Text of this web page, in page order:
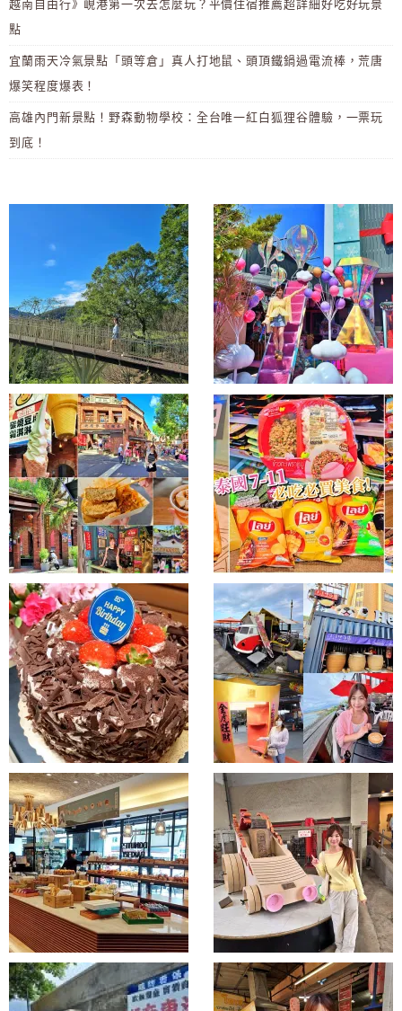
越南自由行》峴港第一次去怎麼玩？平價住宿推薦超詳細好吃好玩景
點
宜蘭雨天冷氣景點「頭等倉」真人打地鼠、頭頂鐵鍋過電流棒，荒唐
爆笑程度爆表！
高雄內門新景點！野森動物學校：全台唯一紅白狐狸谷體驗，一票玩
到底！